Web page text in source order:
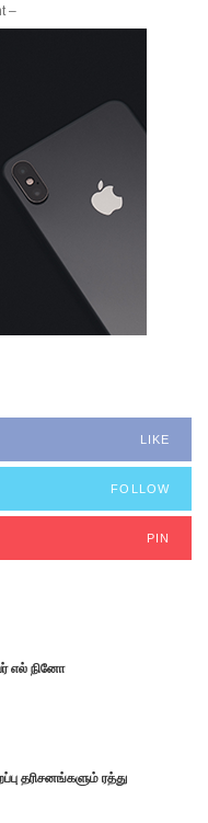
–
LIKE
FOLLOW
PIN
எல் நினோ
தரிசனங்களும் ரத்து